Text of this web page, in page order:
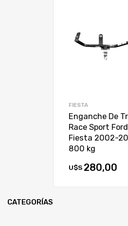
FIESTA
Enganche De
Race Sport Ford
Fiesta 2002-
800 kg
U$S 280,00
CATEGORÍAS